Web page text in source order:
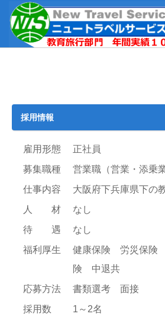
採用情報
雇用形態
正社員
募集職種
営業職（営業・添乗
仕事内容
大阪府下兵庫県下の
人 材
なし
待 遇
なし
福利厚生
健康保険 労災保険
険 中退共
応募方法
書類選考 面接
採用数
1～2名